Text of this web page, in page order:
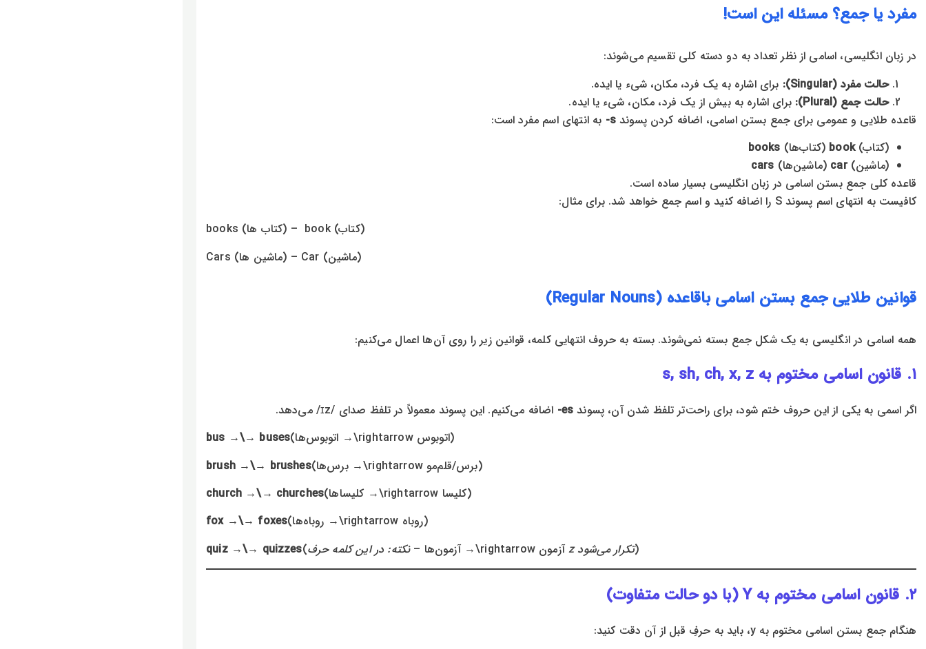
مفرد یا جمع؟ مسئله این است!
در زبان انگلیسی، اسامی از نظر تعداد به دو دسته کلی تقسیم می‌شوند:
حالت مفرد (Singular):
برای اشاره به یک فرد، مکان، شیء یا ایده.
حالت جمع (Plural):
برای اشاره به بیش از یک فرد، مکان، شیء یا ایده.
قاعده طلایی و عمومی برای جمع بستن اسامی، اضافه کردن پسوندs- به انتهای اسم مفرد است:
(کتاب)book (کتاب‌ها) books
(ماشین)car (ماشین‌ها) cars
قاعده کلی جمع بستن اسامی در زبان انگلیسی بسیار ساده است.
کافیست به انتهای اسم پسوند S را اضافه کنید و اسم جمع خواهد شد. برای مثال:
(کتاب) book – (کتاب ها) books
(ماشین) Car – (ماشین ها) Cars
قوانین طلایی جمع بستن اسامی باقاعده (Regular Nouns)
همه اسامی در انگلیسی به یک شکل جمع بسته نمی‌شوند. بسته به حروف انتهایی کلمه، قوانین زیر را روی آن‌ها اعمال می‌کنیم:
۱. قانون اسامی مختوم به s, sh, ch, x, z
اگر اسمی به یکی از این حروف ختم شود، برای راحت‌تر تلفظ شدن آن، پسوند es- اضافه می‌کنیم. این پسوند معمولاً در تلفظ صدای /ɪz/ می‌دهد.
bus →\→ buses
(اتوبوس\rightarrow
→ اتوبوس‌ها)
brush →\→ brushes
(برس/قلم‌مو\rightarrow
→ برس‌ها)
church →\→ churches
(کلیسا \rightarrow
→ کلیساها)
fox →\→ foxes
(روباه \rightarrow
→ روباه‌ها)
quiz →\→ quizzes
(آزمون\rightarrow→ آزمون‌ها – نکته: در این کلمه حرف z تکرار می‌شود)
۲. قانون اسامی مختوم به Y (با دو حالت متفاوت)
هنگام جمع بستن اسامی مختوم به y، باید به حرفِ قبل از آن دقت کنید: